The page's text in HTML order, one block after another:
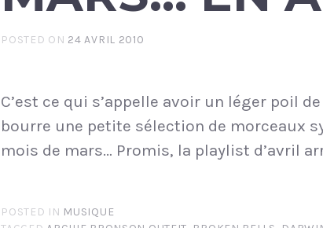
POSTED ON 24 AVRIL 2010
C’est ce qui s’appelle avoir un léger poil
bourre une petite sélection de morceaux
mois de mars… Promis, la playlist d’avril
POSTED IN MUSIQUE